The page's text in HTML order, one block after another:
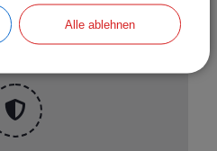
Alle ablehnen